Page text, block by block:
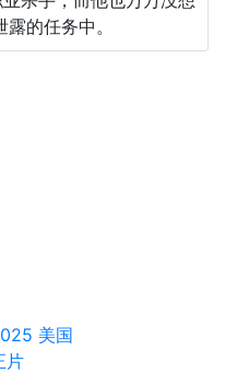
的任务中。
美国
片